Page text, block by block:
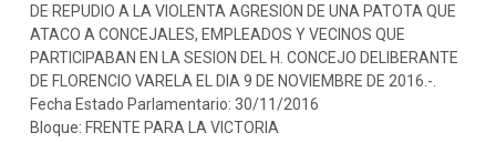
DE REPUDIO A LA VIOLENTA AGRESION DE UNA PATOTA QUE
ATACO A CONCEJALES, EMPLEADOS Y VECINOS QUE
PARTICIPABAN EN LA SESION DEL H. CONCEJO DELIBERANTE
DE FLORENCIO VARELA EL DIA 9 DE NOVIEMBRE DE 2016.-.
Fecha Estado Parlamentario: 30/11/2016
Bloque: FRENTE PARA LA VICTORIA